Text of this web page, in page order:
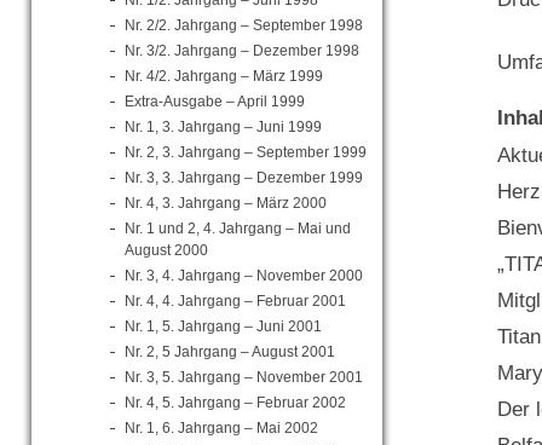
Nr. 2/2. Jahrgang – September 1998
Nr. 3/2. Jahrgang – Dezember 1998
Nr. 4/2. Jahrgang – März 1999
Extra-Ausgabe – April 1999
Nr. 1, 3. Jahrgang – Juni 1999
Nr. 2, 3. Jahrgang – September 1999
Nr. 3, 3. Jahrgang – Dezember 1999
Nr. 4, 3. Jahrgang – März 2000
Nr. 1 und 2, 4. Jahrgang – Mai und
August 2000
Nr. 3, 4. Jahrgang – November 2000
Nr. 4, 4. Jahrgang – Februar 2001
Nr. 1, 5. Jahrgang – Juni 2001
Nr. 2, 5 Jahrgang – August 2001
Nr. 3, 5. Jahrgang – November 2001
Nr. 4, 5. Jahrgang – Februar 2002
Nr. 1, 6. Jahrgang – Mai 2002
Der